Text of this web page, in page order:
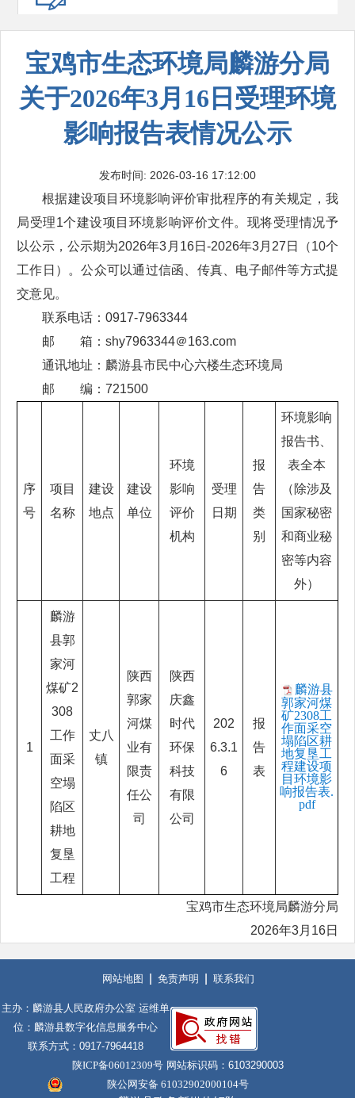
宝鸡市生态环境局麟游分局
关于2026年3月16日受理环境
影响报告表情况公示
发布时间: 2026-03-16 17:12:00
根据建设项目环境影响评价审批程序的有关规定，我
局受理1个建设项目环境影响评价文件。现将受理情况予
以公示，公示期为2026年3月16日-2026年3月27日（10个
工作日）。公众可以通过信函、传真、电子邮件等方式提
交意见。
联系电话：0917-7963344
邮 箱：shy7963344＠163.com
通讯地址：麟游县市民中心六楼生态环境局
邮 编：721500
序
号
项目
名称
建设
地点
建设
单位
环境
影响
评价
机构
受理
日期
报
告
类
别
环境影响
报告书、
表全本
（除涉及
国家秘密
和商业秘
密等内容
外）
1
麟游
县郭
家河
煤矿2
308
工作
面采
空塌
陷区
耕地
复垦
工程
丈八
镇
陕西
郭家
河煤
业有
限责
任公
司
陕西
庆鑫
时代
环保
科技
有限
公司
202
6.3.1
6
报
告
表
麟游县
郭家河煤
矿2308工
作面采空
塌陷区耕
地复垦工
程建设项
目环境影
响报告表.
pdf
宝鸡市生态环境局麟游分局
2026年3月16日
网站地图 免责声明 联系我们
主办：麟游县人民政府办公室 运维单
位：麟游县数字化信息服务中心
联系方式：0917-7964418
陕ICP备06012309号网站标识码：6103290003
陕公网安备 61032902000104号